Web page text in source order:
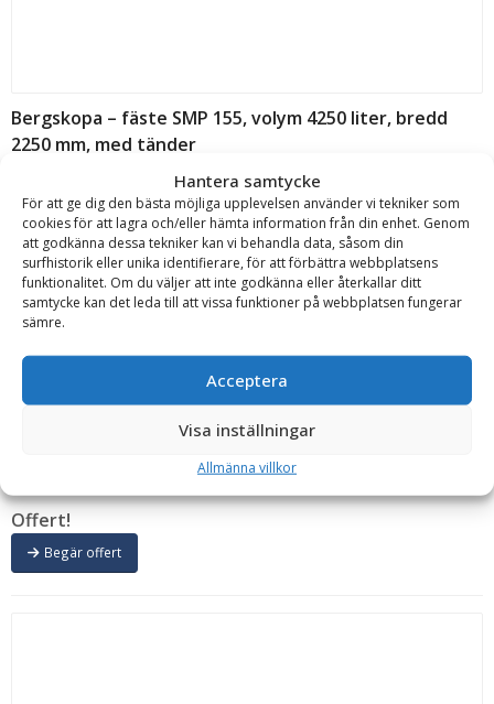
Hantera samtycke
För att ge dig den bästa möjliga upplevelsen använder vi tekniker som
cookies för att lagra och/eller hämta information från din enhet. Genom
att godkänna dessa tekniker kan vi behandla data, såsom din
surfhistorik eller unika identifierare, för att förbättra webbplatsens
funktionalitet. Om du väljer att inte godkänna eller återkallar ditt
samtycke kan det leda till att vissa funktioner på webbplatsen fungerar
sämre.
Acceptera
Visa inställningar
Allmänna villkor
Bergskopa – fäste SMP 155, volym 4250 liter, bredd
2250 mm, med tänder
Offert!
Begär offert
Bergskopa – fäste SMP 155, volym 4500 liter, bredd
Offert!
Begär offert